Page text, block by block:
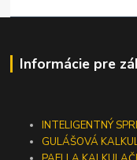
Informácie pre
INTELIGENTNÝ
GULÁŠOVÁ